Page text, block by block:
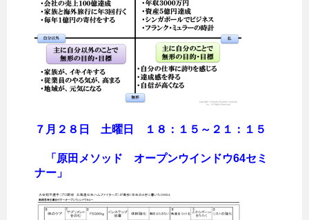
７月２８日 土曜日 １８：１５～２１：１５
「原田メソッド オープンウインドウ64セミ
ナー」